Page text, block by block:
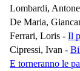
Lombardi,
De Maria,
Ferrari, Loris - Il
Cipressi, Ivan -
E torneranno le